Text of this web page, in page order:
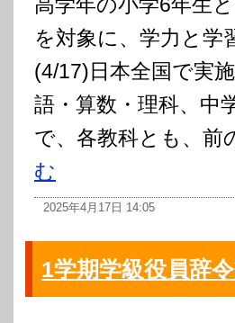
高学年の小学6年生
を対象に、学力と学
(4/17)日本全国で実
語・算数・理科、中
で、各教科とも、前
む
2025年4月17日 14:05
1学期学級役員辞